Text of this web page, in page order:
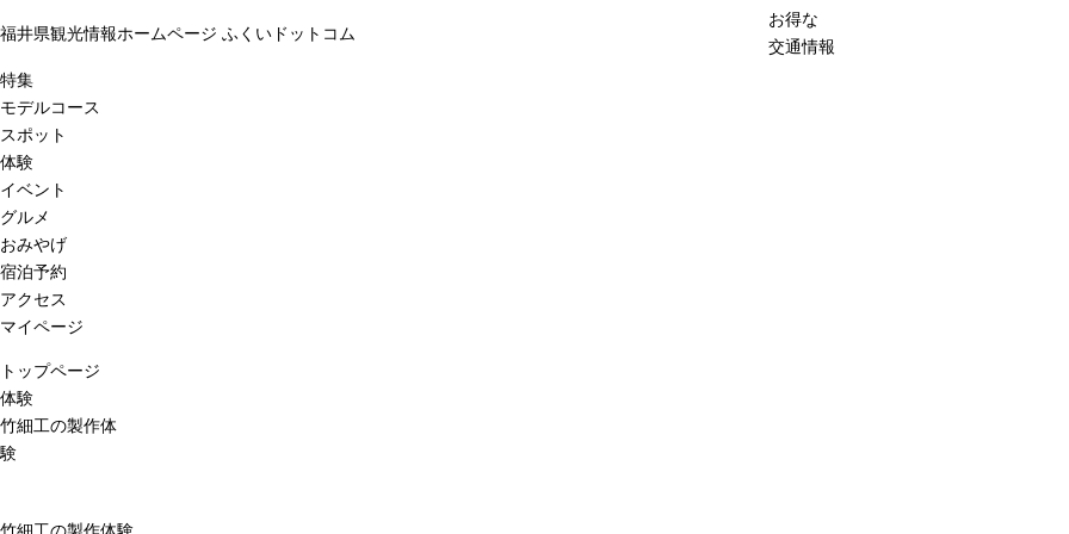
福井県観光情報ホームページ ふくいドットコム
お得な
交通情報
特集
モデルコース
スポット
体験
イベント
グルメ
おみやげ
宿泊予約
アクセス
マイページ
トップページ
体験
竹細工の製作体
験